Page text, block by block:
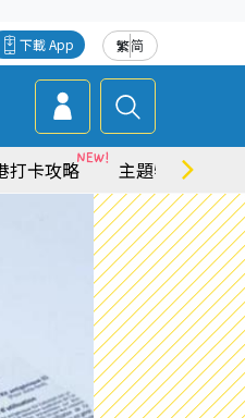
繁简
下載 App
打卡攻略 主題特集